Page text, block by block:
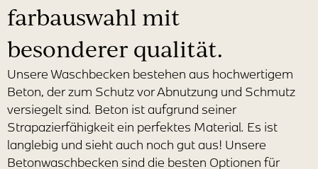
farbauswahl mit
besonderer qualität.
Unsere Waschbecken bestehen aus hochwertigem
Beton, der zum Schutz vor Abnutzung und Schmutz
versiegelt sind. Beton ist aufgrund seiner
Strapazierfähigkeit ein perfektes Material. Es ist
langlebig und sieht auch noch gut aus! Unsere
Betonwaschbecken sind die besten Optionen für